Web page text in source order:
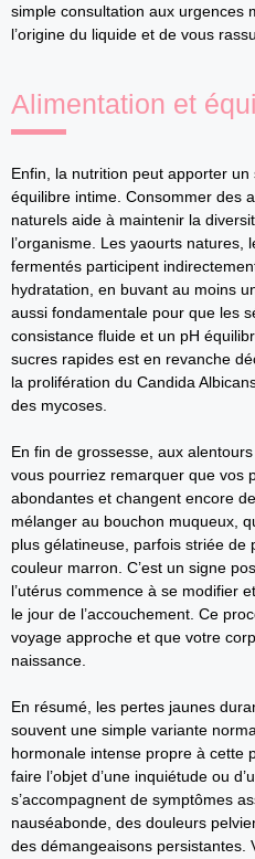
simple consultation aux urgences
l’origine du liquide et de vous
Alimentation et
Enfin, la nutrition peut apporter
équilibre intime. Consommer des
naturels aide à maintenir la
l’organisme. Les yaourts natures,
fermentés participent
hydratation, en buvant au moins
aussi fondamentale pour que les
consistance fluide et un pH
sucres rapides est en revanche
la prolifération du Candida
des mycoses.
En fin de grossesse, aux
vous pourriez remarquer que vos
abondantes et changent encore
mélanger au bouchon muqueux,
plus gélatineuse, parfois striée de
couleur marron. C’est un signe
l’utérus commence à se modifier
le jour de l’accouchement. Ce
voyage approche et que votre
naissance.
En résumé, les pertes jaunes
souvent une simple variante
hormonale intense propre à cette
faire l’objet d’une inquiétude ou
s’accompagnent de symptômes
nauséabonde, des douleurs
des démangeaisons persistantes.